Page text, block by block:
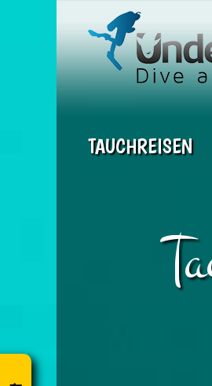
TAUCHREISEN